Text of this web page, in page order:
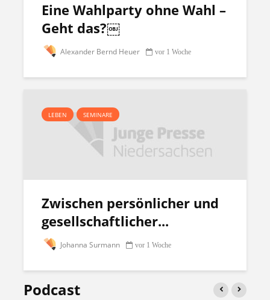
Eine Wahlparty ohne Wahl –
Geht das?￼
Alexander Bernd Heuer vor 1 Woche
LEBEN SEMINARE
Zwischen persönlicher und
gesellschaftlicher...
Johanna Surmann vor 1 Woche
Podcast